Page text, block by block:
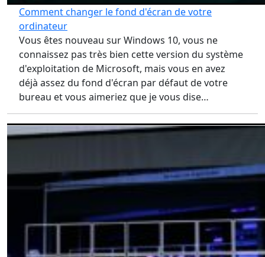
Comment changer le fond d'écran de votre
ordinateur
Vous êtes nouveau sur Windows 10, vous ne
connaissez pas très bien cette version du système
d'exploitation de Microsoft, mais vous en avez
déjà assez du fond d'écran par défaut de votre
bureau et vous aimeriez que je vous dise…